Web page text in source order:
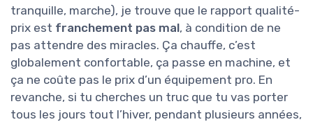
tranquille, marche), je trouve que le rapport qualité-
prix est franchement pas mal, à condition de ne
pas attendre des miracles. Ça chauffe, c’est
globalement confortable, ça passe en machine, et
ça ne coûte pas le prix d’un équipement pro. En
revanche, si tu cherches un truc que tu vas porter
tous les jours tout l’hiver, pendant plusieurs années,